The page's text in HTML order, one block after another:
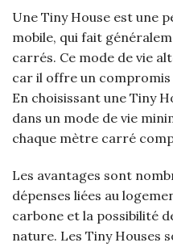
Une Tiny House est une
mobile, qui fait
carrés. Ce mode de vie
car il offre un
En choisissant une Tiny
dans un mode de vie
chaque mètre carré
Les avantages sont
dépenses liées au
carbone et la possibilité
nature. Les Tiny Houses